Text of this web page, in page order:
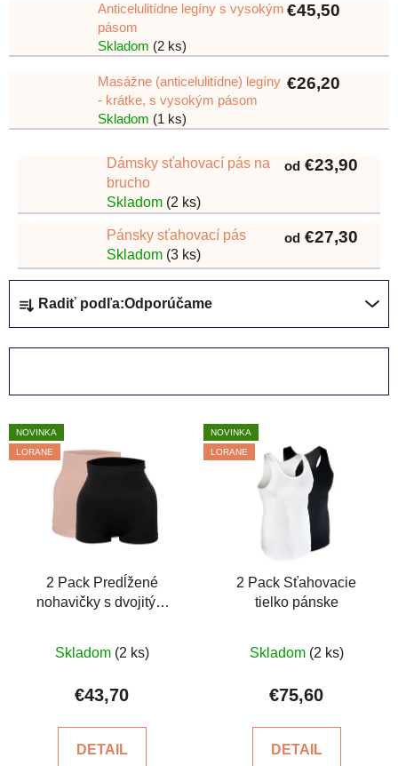
Anticelulitídne legíny s vysokým
pásom
Skladom (2 ks)
€45,50
Masážne (anticelulitídne) legíny
- krátke, s vysokým pásom
Skladom (1 ks)
€26,20
Dámsky sťahovací pás na
brucho
Skladom (2 ks)
od €23,90
Pánsky sťahovací pás
Skladom (3 ks)
od €27,30
R
a
d
e
p
Radiť podľa:Odporúčame
V
ý
NOVINKA
LORANE
2 Pack Predĺžené
nohavičky s dvojitým
hodnotenie
produktu
z
Skladom (2 ks)
€43,70
DETAIL
NOVINKA
LORANE
2 Pack Sťahovacie
tielko pánske
Skladom (2 ks)
€75,60
DETAIL